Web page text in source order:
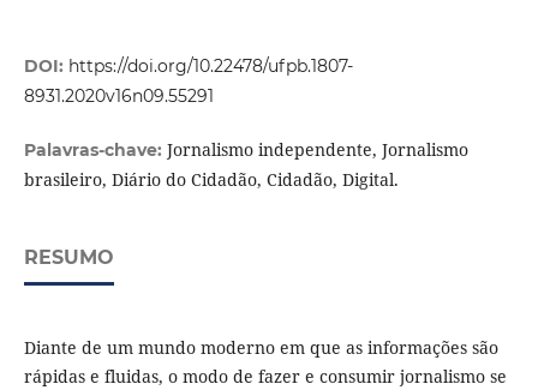
DOI: https://doi.org/10.22478/ufpb.1807-
8931.2020v16n09.55291
Palavras-chave: Jornalismo independente, Jornalismo
brasileiro, Diário do Cidadão, Cidadão, Digital.
RESUMO
Diante de um mundo moderno em que as informações são
rápidas e fluidas, o modo de fazer e consumir jornalismo se